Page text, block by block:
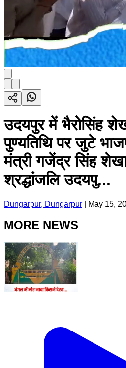
उदयपुर में भैरोसिंह
पुण्यतिथि पर जुटे
मंत्री गजेंद्र सिंह
श्रद्धांजलि उदयपु...
Dungarpur, Dungarpur May 15,
MORE NEWS